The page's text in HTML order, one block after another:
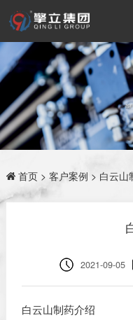
首页> 客户案例 > 白云山
2021-09-05
白云山制药介绍